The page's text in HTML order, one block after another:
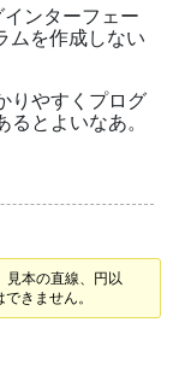
ンターフェー
ムを作成しない
りやすくプログ
とよいなあ。
見本の直線、円以
きません。